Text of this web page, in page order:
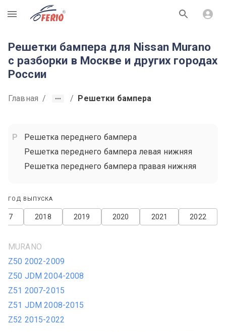
R
Решетки бампера для Nissan Murano
с разборки в Москве и других городах
России
Главная / / Решетки бампера
Решетка переднего бампера
Решетка переднего бампера левая нижняя
Решетка переднего бампера правая нижняя
ГОД ВЫПУСКА
2022
2021
2020
2019
2018
MURANO
Z50 2002-2009
Z50 JDM 2004-2008
Z51 2007-2015
Z51 JDM 2008-2015
Z52 2015-2022